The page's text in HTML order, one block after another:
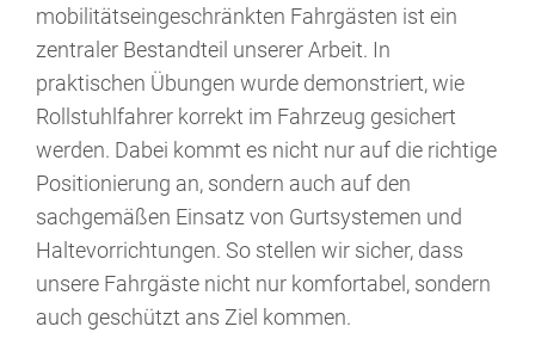
mobilitätseingeschränkten Fahrgästen ist ein
zentraler Bestandteil unserer Arbeit. In
praktischen Übungen wurde demonstriert, wie
Rollstuhlfahrer korrekt im Fahrzeug gesichert
werden. Dabei kommt es nicht nur auf die richtige
Positionierung an, sondern auch auf den
sachgemäßen Einsatz von Gurtsystemen und
Haltevorrichtungen. So stellen wir sicher, dass
unsere Fahrgäste nicht nur komfortabel, sondern
auch geschützt ans Ziel kommen.